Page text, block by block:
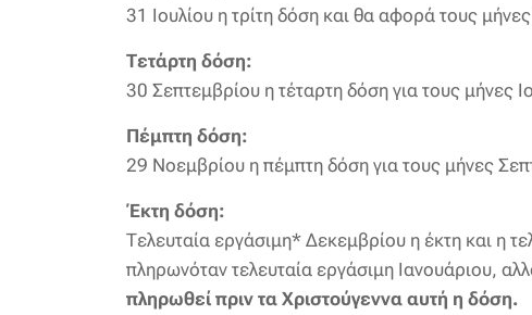
31 Ιουλίου η τρίτη δόση και θα αφορά τους
Τετάρτη δόση:
30 Σεπτεμβρίου η τέταρτη δόση για τους μήνες
Πέμπτη δόση:
29 Νοεμβρίου η πέμπτη δόση για τους μήνες
Έκτη δόση:
Τελευταία εργάσιμη* Δεκεμβρίου η έκτη και η
πληρωνόταν τελευταία εργάσιμη Ιανουάριου,
πληρωθεί πριν τα Χριστούγεννα αυτή η δόση.